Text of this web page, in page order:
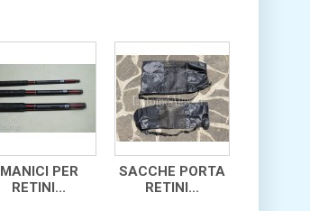
MANICI PER
RETINI...
SACCHE PORTA
RETINI...